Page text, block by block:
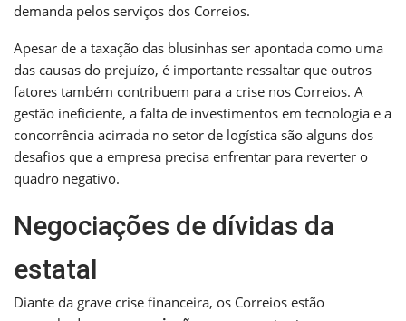
demanda pelos serviços dos Correios.
Apesar de a taxação das blusinhas ser apontada como uma
das causas do prejuízo, é importante ressaltar que outros
fatores também contribuem para a crise nos Correios. A
gestão ineficiente, a falta de investimentos em tecnologia e a
concorrência acirrada no setor de logística são alguns dos
desafios que a empresa precisa enfrentar para reverter o
quadro negativo.
Negociações de dívidas da
estatal
Diante da grave crise financeira, os Correios estão